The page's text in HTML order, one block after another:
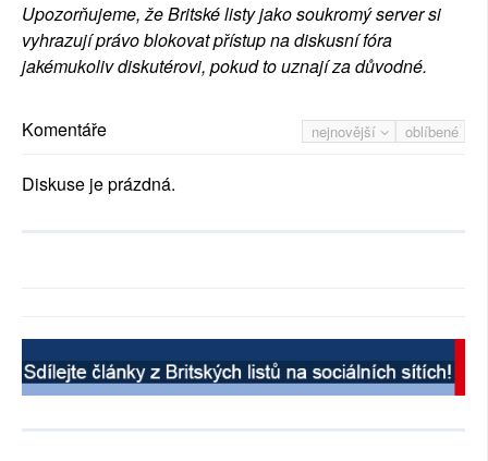
Upozorňujeme, že Britské listy jako soukromý server si
vyhrazují právo blokovat přístup na diskusní fóra
jakémukoliv diskutérovi, pokud to uznají za důvodné.
nejnovější oblíbené
Komentáře
Diskuse je prázdná.